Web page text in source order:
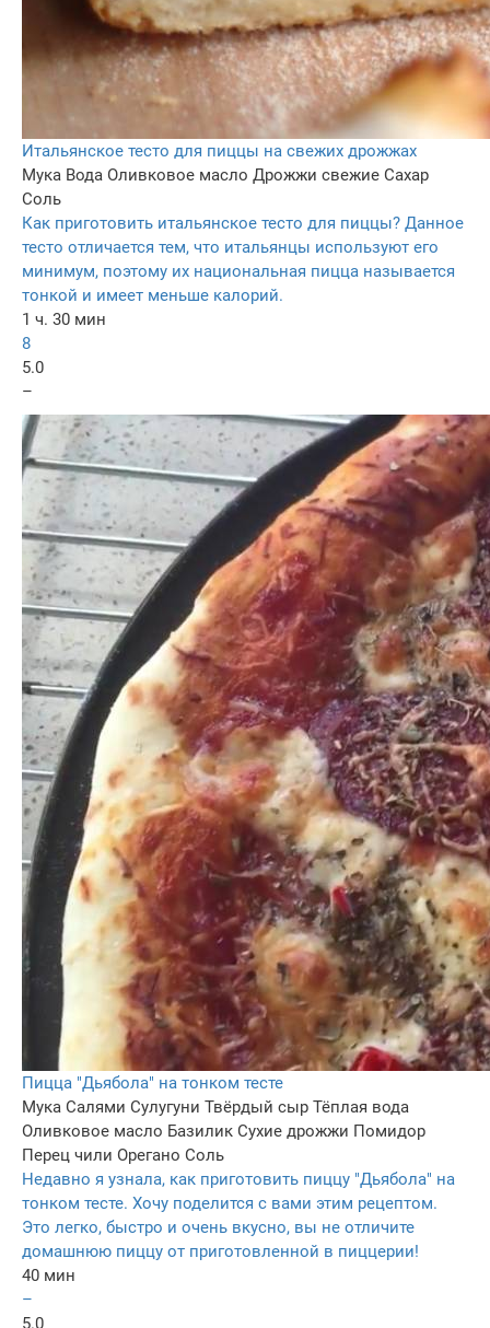
Итальянское тесто для пиццы на свежих дрожжах
Мука Вода Оливковое масло Дрожжи свежие Сахар
Соль
Как приготовить итальянское тесто для пиццы? Данное
тесто отличается тем, что итальянцы используют его
минимум, поэтому их национальная пицца называется
тонкой и имеет меньше калорий.
1 ч. 30 мин
8
5.0
–
Пицца "Дьябола" на тонком тесте
Мука Салями Сулугуни Твёрдый сыр Тёплая вода
Оливковое масло Базилик Сухие дрожжи Помидор
Перец чили Орегано Соль
Недавно я узнала, как приготовить пиццу "Дьябола" на
тонком тесте. Хочу поделится с вами этим рецептом.
Это легко, быстро и очень вкусно, вы не отличите
домашнюю пиццу от приготовленной в пиццерии!
40 мин
–
5.0